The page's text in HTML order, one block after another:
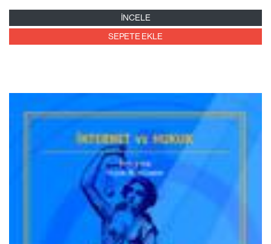
İNCELE
SEPETE EKLE